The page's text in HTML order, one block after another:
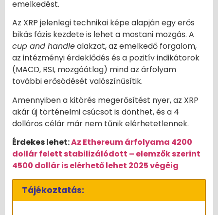
emelkedést.
Az XRP jelenlegi technikai képe alapján egy erős
bikás fázis kezdete is lehet a mostani mozgás. A
cup and handlealakzat, az emelkedő forgalom,
az intézményi érdeklődés és a pozitív indikátorok
(MACD, RSI, mozgóátlag) mind az árfolyam
további erősödését valószínűsítik.
Amennyiben a kitörés megerősítést nyer, az XRP
akár új történelmi csúcsot is dönthet, és a 4
dolláros célár már nem tűnik elérhetetlennek.
Érdekes lehet:Az Ethereum árfolyama 4200
dollár felett stabilizálódott – elemzők szerint
4500 dollár is elérhető lehet 2025 végéig
Tájékoztatás: